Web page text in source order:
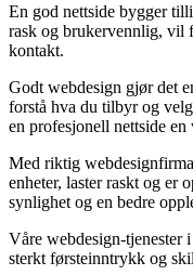
En god nettside bygger
rask og brukervennlig, vil
kontakt.
Godt webdesign gjør det
forstå hva du tilbyr og
en profesjonell nettside
Med riktig
enheter, laster raskt og er
synlighet og en bedre
Våre webdesign-tjenester
sterkt førsteinntrykk og